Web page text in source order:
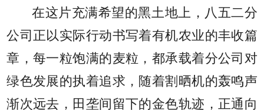
在这片充满希望的黑土地上，八五二分
公司正以实际行动书写着有机农业的丰收篇
章，每一粒饱满的麦粒，都承载着分公司对
绿色发展的执着追求，随着割晒机的轰鸣声
渐次远去，田垄间留下的金色轨迹，正通向